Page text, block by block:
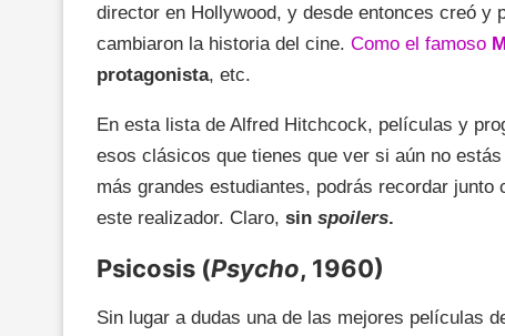
director en Hollywood, y desde entonces creó y
cambiaron la historia del cine. Como el famoso
protagonista, etc.
En esta lista de Alfred Hitchcock, películas y
esos clásicos que tienes que ver si aún no
más grandes estudiantes, podrás recordar
este realizador. Claro, sin spoilers.
Psicosis (Psycho, 1960)
Sin lugar a dudas una de las mejores películas